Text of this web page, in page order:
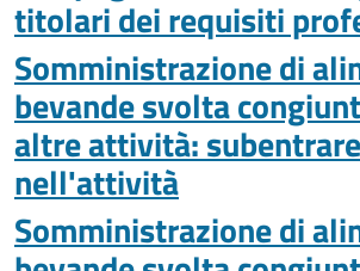
titolari dei requisiti
Somministrazione di
bevande svolta
altre attività: subentrare
nell'attività
Somministrazione di